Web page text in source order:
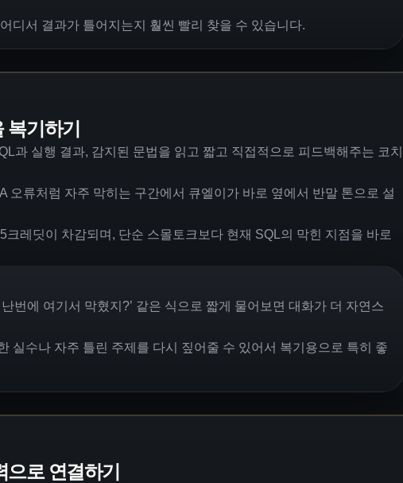
디서 결과가 틀어지는지 훨씬 빨리 찾을 수 있습니다.
기하기
과 실행 결과, 감지된 문법을 읽고 짧고 직접적으로 피드백해주는 코치
오류처럼 자주 막히는 구간에서 큐엘이가 바로 옆에서 반말 톤으로 설
레딧이 차감되며, 단순 스몰토크보다 현재 SQL의 막힌 지점을 바로
난번에 여기서 막혔지?’ 같은 식으로 짧게 물어보면 대화가 더 자연스
실수나 자주 틀린 주제를 다시 짚어줄 수 있어서 복기용으로 특히 좋
로 연결하기